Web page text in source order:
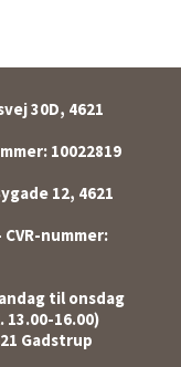
30D, 4621
10022819
12, 4621
nummer:
til onsdag
16.00)
Gadstrup